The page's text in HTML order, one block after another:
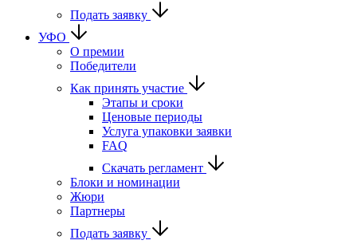
Подать заявку
УФО
О премии
Победители
Как принять участие
Этапы и сроки
Ценовые периоды
Услуга упаковки заявки
FAQ
Скачать регламент
Блоки и номинации
Жюри
Партнеры
Подать заявку